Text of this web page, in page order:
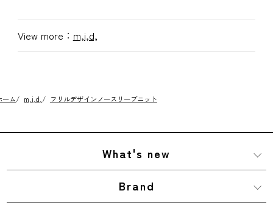
View more： m,i,d,
ーム/ m,i,d, / フリルデザインノースリーブニット
What's new
Brand